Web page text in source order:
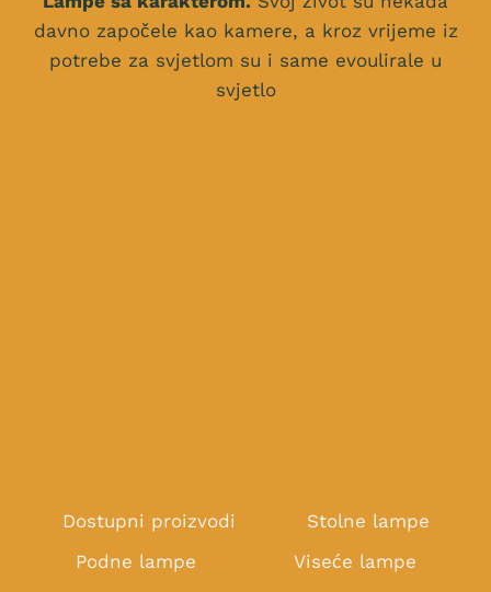
davno započele kao kamere, a kroz vrijeme iz
potrebe za svjetlom su i same evoulirale u
svjetlo
Dostupni proizvodi
Stolne lampe
Podne lampe
Viseće lampe